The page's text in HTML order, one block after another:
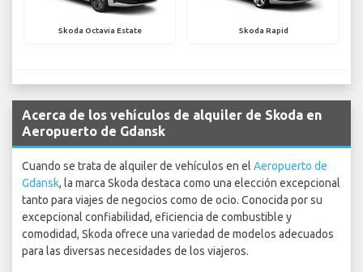
Skoda Octavia Estate Skoda Rapid
Acerca de los vehículos de alquiler de Skoda en
Aeropuerto de Gdansk
Cuando se trata de alquiler de vehículos en el Aeropuerto de
Gdansk, la marca Skoda destaca como una elección excepcional
tanto para viajes de negocios como de ocio. Conocida por su
excepcional confiabilidad, eficiencia de combustible y
comodidad, Skoda ofrece una variedad de modelos adecuados
para las diversas necesidades de los viajeros.